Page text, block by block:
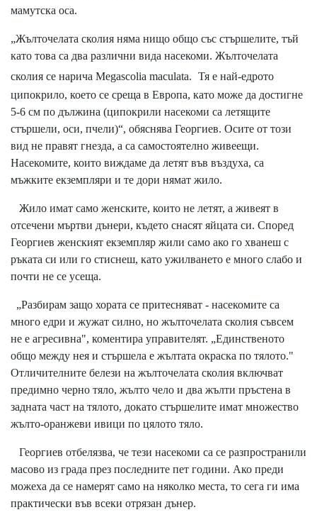
мамутска оса.
„Жълточелата сколия няма нищо общо със стършелите, тъй
като това са два различни вида насекоми. Жълточелата
сколия се нарича Megascolia maculata. Тя е най-едрото
ципокрило, което се среща в Европа, като може да достигне
5-6 см по дължина (ципокрили насекоми са летящите
стършели, оси, пчели)“, обяснява Георгиев. Осите от този
вид не правят гнезда, а са самостоятелно живеещи.
Насекомите, които виждаме да летят във въздуха, са
мъжките екземпляри и те дори нямат жило.
Жило имат само женските, които не летят, а живеят в
отсечени мъртви дънери, където снасят яйцата си. Според
Георгиев женският екземпляр жили само ако го хванеш с
ръката си или го стиснеш, като ужилването е много слабо и
почти не се усеща.
„Разбирам защо хората се притесняват - насекомите са
много едри и жужат силно, но жълточелата сколия съвсем
не е агресивна", коментира управителят. „Единственото
общо между нея и стършела е жълтата окраска по тялото."
Отличителните белези на жълточелата сколия включват
предимно черно тяло, жълто чело и два жълти пръстена в
задната част на тялото, докато стършелите имат множество
жълто-оранжеви ивици по цялото тяло.
Георгиев отбелязва, че тези насекоми са се разпространили
масово из града през последните пет години. Ако преди
можеха да се намерят само на няколко места, то сега ги има
практически във всеки отрязан дънер.